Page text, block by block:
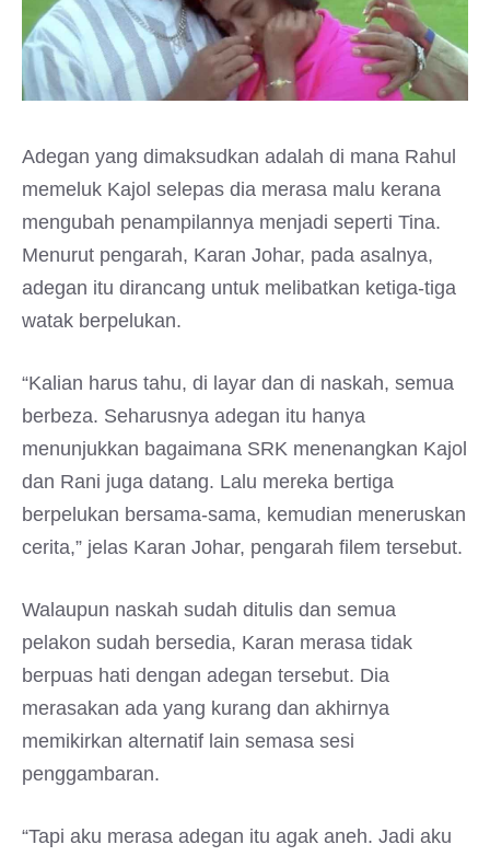
Adegan yang dimaksudkan adalah di mana Rahul
memeluk Kajol selepas dia merasa malu kerana
mengubah penampilannya menjadi seperti Tina.
Menurut pengarah, Karan Johar, pada asalnya,
adegan itu dirancang untuk melibatkan ketiga-tiga
watak berpelukan.
“Kalian harus tahu, di layar dan di naskah, semua
berbeza. Seharusnya adegan itu hanya
menunjukkan bagaimana SRK menenangkan Kajol
dan Rani juga datang. Lalu mereka bertiga
berpelukan bersama-sama, kemudian meneruskan
cerita,” jelas Karan Johar, pengarah filem tersebut.
Walaupun naskah sudah ditulis dan semua
pelakon sudah bersedia, Karan merasa tidak
berpuas hati dengan adegan tersebut. Dia
merasakan ada yang kurang dan akhirnya
memikirkan alternatif lain semasa sesi
penggambaran.
“Tapi aku merasa adegan itu agak aneh. Jadi aku